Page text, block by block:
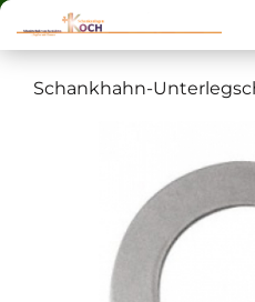
Schankhahn-